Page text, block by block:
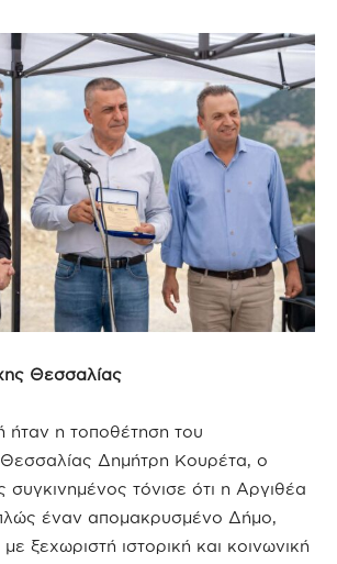
Θεσσαλίας
ήταν η τοποθέτηση του
Δημήτρη Κουρέτα, ο
τόνισε ότι η Αργιθέα
έναν απομακρυσμένο Δήμο,
ξεχωριστή ιστορική και κοινωνική